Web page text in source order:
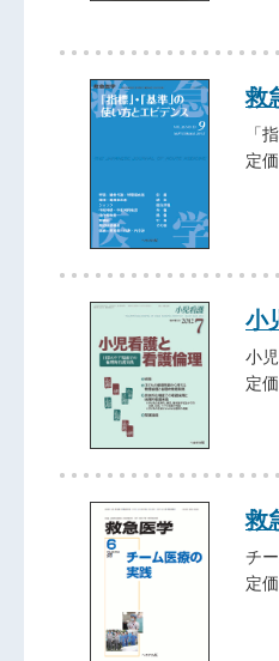
救
「
定
小
小
定
救
チ
定